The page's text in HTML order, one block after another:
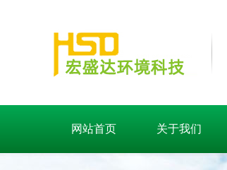
网站首页 关于我们